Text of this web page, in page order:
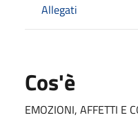
Allegati
Cos'è
EMOZIONI, AFFETTI E